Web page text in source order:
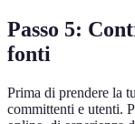
Passo 5:
fonti
Prima di prendere la
committenti e utenti.